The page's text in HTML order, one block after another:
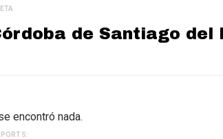
de Santiago del
encontró nada.